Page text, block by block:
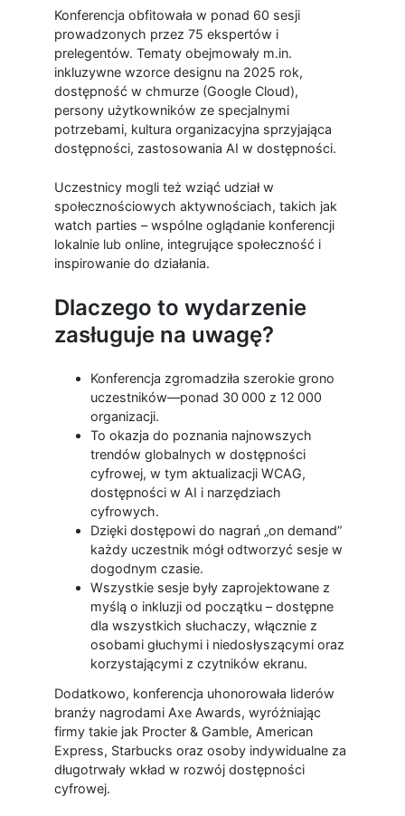
Konferencja obfitowała w ponad 60 sesji
prowadzonych przez 75 ekspertów i
prelegentów. Tematy obejmowały m.in.
inkluzywne wzorce designu na 2025 rok,
dostępność w chmurze (Google Cloud),
persony użytkowników ze specjalnymi
potrzebami, kultura organizacyjna sprzyjająca
dostępności, zastosowania AI w dostępności.
Uczestnicy mogli też wziąć udział w
społecznościowych aktywnościach, takich jak
watch parties – wspólne oglądanie konferencji
lokalnie lub online, integrujące społeczność i
inspirowanie do działania.
Dlaczego to wydarzenie
zasługuje na uwagę?
Konferencja zgromadziła szerokie grono
uczestników—ponad 30 000 z 12 000
organizacji.
To okazja do poznania najnowszych
trendów globalnych w dostępności
cyfrowej, w tym aktualizacji WCAG,
dostępności w AI i narzędziach
cyfrowych.
Dzięki dostępowi do nagrań „on demand”
każdy uczestnik mógł odtworzyć sesje w
dogodnym czasie.
Wszystkie sesje były zaprojektowane z
myślą o inkluzji od początku – dostępne
dla wszystkich słuchaczy, włącznie z
osobami głuchymi i niedosłyszącymi oraz
korzystającymi z czytników ekranu.
Dodatkowo, konferencja uhonorowała liderów
branży nagrodami Axe Awards, wyróżniając
firmy takie jak Procter & Gamble, American
Express, Starbucks oraz osoby indywidualne za
długotrwały wkład w rozwój dostępności
cyfrowej.